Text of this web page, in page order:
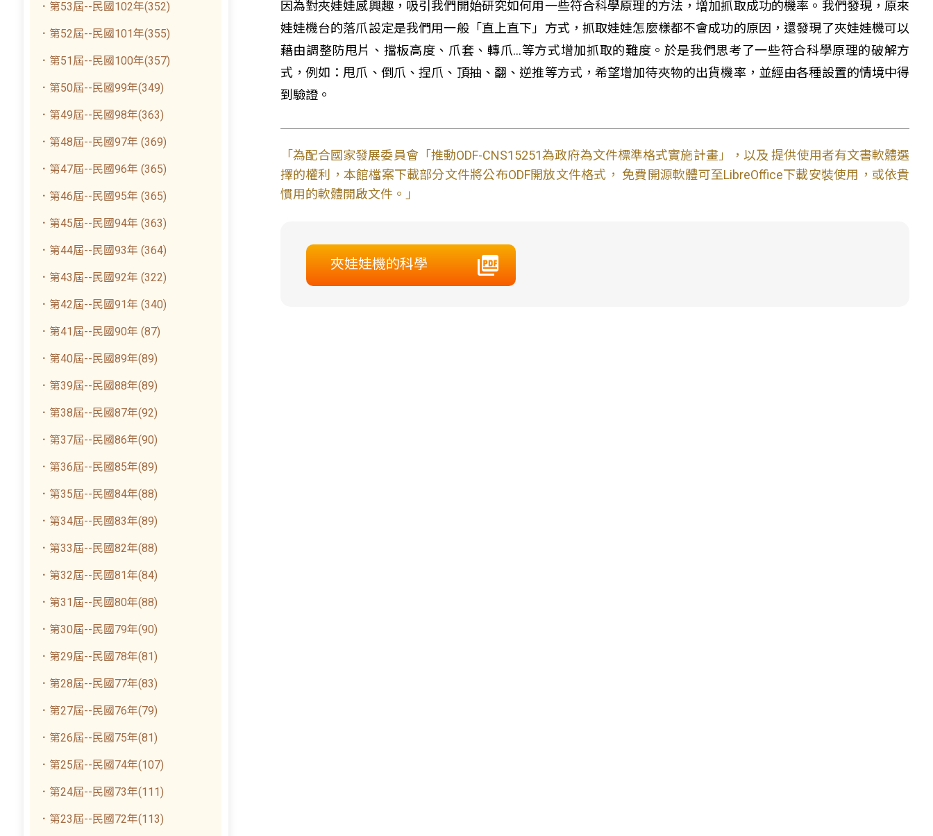
．第53屆--民國102年(352)
．第52屆--民國101年(355)
．第51屆--民國100年(357)
．第50屆--民國99年(349)
．第49屆--民國98年(363)
．第48屆--民國97年 (369)
．第47屆--民國96年 (365)
．第46屆--民國95年 (365)
．第45屆--民國94年 (363)
．第44屆--民國93年 (364)
．第43屆--民國92年 (322)
．第42屆--民國91年 (340)
．第41屆--民國90年 (87)
．第40屆--民國89年(89)
．第39屆--民國88年(89)
．第38屆--民國87年(92)
．第37屆--民國86年(90)
．第36屆--民國85年(89)
．第35屆--民國84年(88)
．第34屆--民國83年(89)
．第33屆--民國82年(88)
．第32屆--民國81年(84)
．第31屆--民國80年(88)
．第30屆--民國79年(90)
．第29屆--民國78年(81)
．第28屆--民國77年(83)
．第27屆--民國76年(79)
．第26屆--民國75年(81)
．第25屆--民國74年(107)
．第24屆--民國73年(111)
．第23屆--民國72年(113)
因為對夾娃娃感興趣，吸引我們開始研究如何用一些符合科學原理的方法，增加抓取成功的機率。我們發現，原來
娃娃機台的落爪設定是我們用一般「直上直下」方式，抓取娃娃怎麼樣都不會成功的原因，還發現了夾娃娃機可以
藉由調整防甩片、擋板高度、爪套、轉爪…等方式增加抓取的難度。於是我們思考了一些符合科學原理的破解方
式，例如：甩爪、倒爪、捏爪、頂抽、翻、逆推等方式，希望增加待夾物的出貨機率，並經由各種設置的情境中得
到驗證。
「為配合國家發展委員會「推動ODF-CNS15251為政府為文件標準格式實施計畫」，以及 提供使用者有文書軟體選
擇的權利，本館檔案下載部分文件將公布ODF開放文件格式， 免費開源軟體可至LibreOffice下載安裝使用，或依貴
慣用的軟體開啟文件。」
夾娃娃機的科學